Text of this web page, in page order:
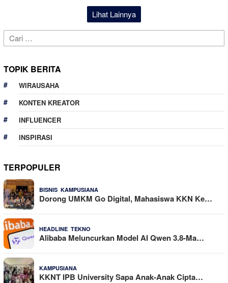
Lihat Lainnya
Cari
untuk:
TOPIK BERITA
WIRAUSAHA
KONTEN KREATOR
INFLUENCER
INSPIRASI
TERPOPULER
BISNIS KAMPUSIANA
Dorong UMKM Go Digital, Mahasiswa KKN Ke…
HEADLINE TEKNO
Alibaba Meluncurkan Model AI Qwen 3.8-Ma…
KAMPUSIANA
KKNT IPB University Sapa Anak-Anak Cipta…